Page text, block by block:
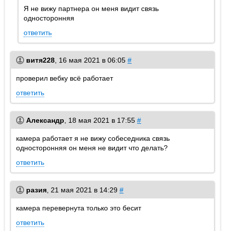
Я не вижу партнера он меня видит связь
односторонняя
ответить
витя228 16 мая 2021 в 06:05 #
проверил вебку всё работает
ответить
Александр 18 мая 2021 в 17:55 #
камера работает я не вижу собеседника связь
односторонняя он меня не видит что делать?
ответить
разия 21 мая 2021 в 14:29 #
камера перевернута только это бесит
ответить